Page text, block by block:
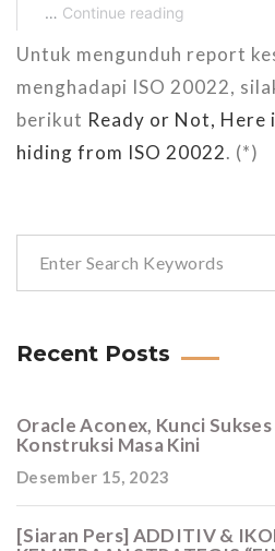
Untuk mengunduh report
menghadapi ISO 20022,
berikut Ready or Not, Here
hiding from ISO 20022. (*)
Recent Posts
Oracle Aconex, Kunci
Konstruksi Masa Kini
Desember 15, 2023
[Siaran Pers] ADDITIV &